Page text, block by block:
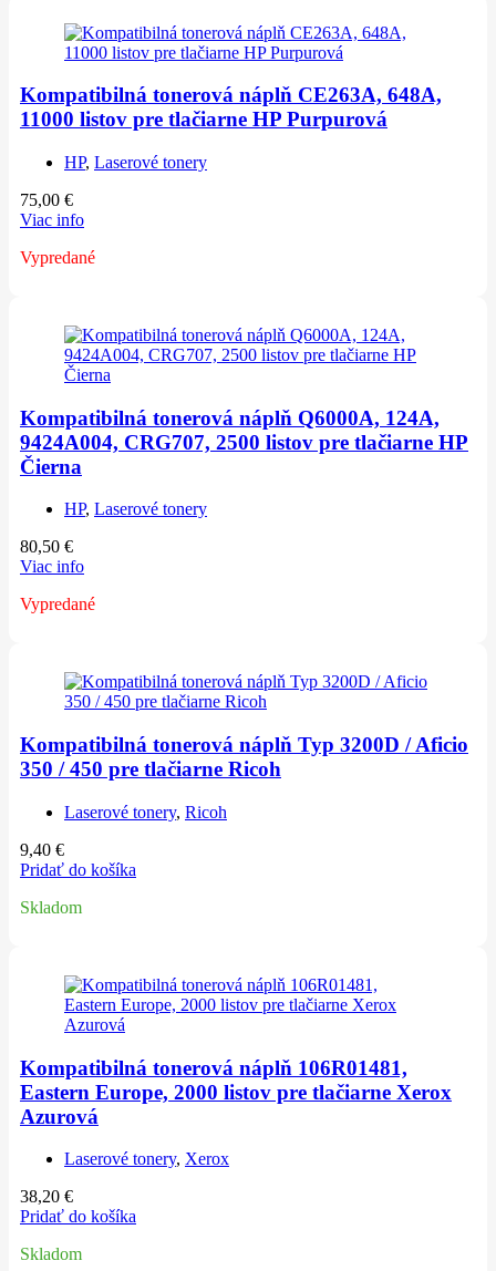
Kompatibilná tonerová náplň CE263A, 648A,
11000 listov pre tlačiarne HP Purpurová
HP, Laserové tonery
75,00 €
Viac info
Vypredané
Kompatibilná tonerová náplň Q6000A, 124A,
9424A004, CRG707, 2500 listov pre tlačiarne HP
Čierna
HP, Laserové tonery
80,50 €
Viac info
Vypredané
Kompatibilná tonerová náplň Typ 3200D / Aficio
350 / 450 pre tlačiarne Ricoh
Laserové tonery, Ricoh
9,40 €
Pridať do košíka
Skladom
Kompatibilná tonerová náplň 106R01481,
Eastern Europe, 2000 listov pre tlačiarne Xerox
Azurová
Laserové tonery, Xerox
38,20 €
Pridať do košíka
Skladom